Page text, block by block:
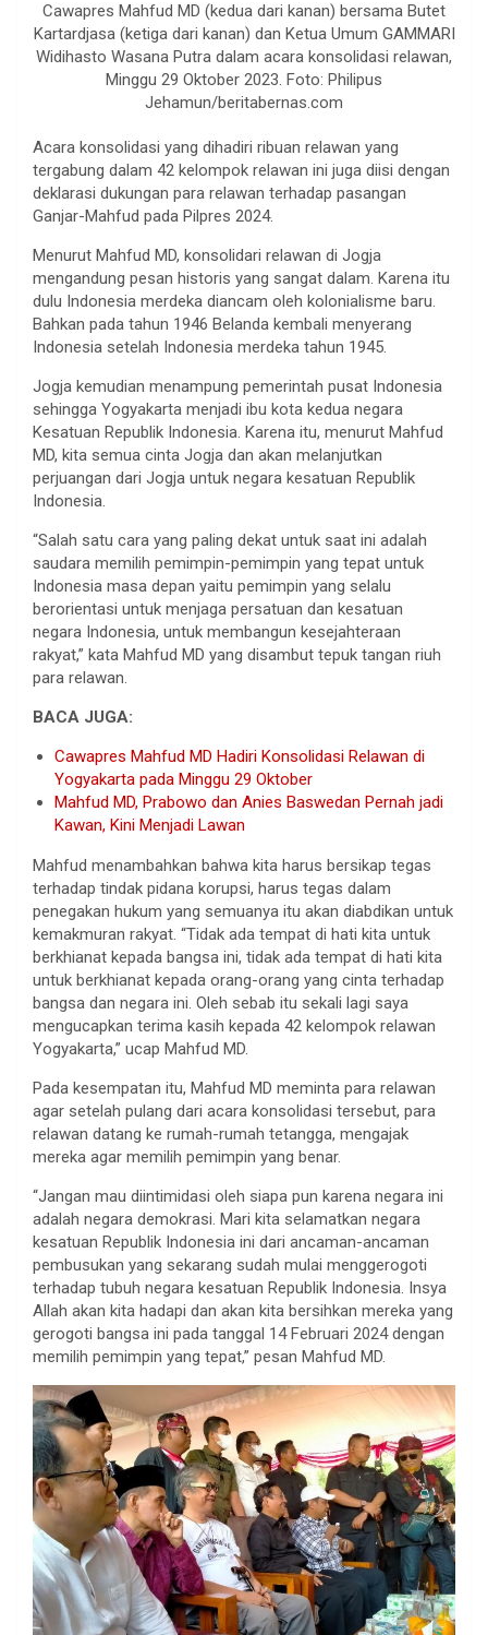
Cawapres Mahfud MD (kedua dari kanan) bersama Butet
Kartardjasa (ketiga dari kanan) dan Ketua Umum GAMMARI
Widihasto Wasana Putra dalam acara konsolidasi relawan,
Minggu 29 Oktober 2023. Foto: Philipus
Jehamun/beritabernas.com
Acara konsolidasi yang dihadiri ribuan relawan yang
tergabung dalam 42 kelompok relawan ini juga diisi dengan
deklarasi dukungan para relawan terhadap pasangan
Ganjar-Mahfud pada Pilpres 2024.
Menurut Mahfud MD, konsolidari relawan di Jogja
mengandung pesan historis yang sangat dalam. Karena itu
dulu Indonesia merdeka diancam oleh kolonialisme baru.
Bahkan pada tahun 1946 Belanda kembali menyerang
Indonesia setelah Indonesia merdeka tahun 1945.
Jogja kemudian menampung pemerintah pusat Indonesia
sehingga Yogyakarta menjadi ibu kota kedua negara
Kesatuan Republik Indonesia. Karena itu, menurut Mahfud
MD, kita semua cinta Jogja dan akan melanjutkan
perjuangan dari Jogja untuk negara kesatuan Republik
Indonesia.
“Salah satu cara yang paling dekat untuk saat ini adalah
saudara memilih pemimpin-pemimpin yang tepat untuk
Indonesia masa depan yaitu pemimpin yang selalu
berorientasi untuk menjaga persatuan dan kesatuan
negara Indonesia, untuk membangun kesejahteraan
rakyat,” kata Mahfud MD yang disambut tepuk tangan riuh
para relawan.
BACA JUGA:
Cawapres Mahfud MD Hadiri Konsolidasi Relawan di
Yogyakarta pada Minggu 29 Oktober
Mahfud MD, Prabowo dan Anies Baswedan Pernah jadi
Kawan, Kini Menjadi Lawan
Mahfud menambahkan bahwa kita harus bersikap tegas
terhadap tindak pidana korupsi, harus tegas dalam
penegakan hukum yang semuanya itu akan diabdikan untuk
kemakmuran rakyat. “Tidak ada tempat di hati kita untuk
berkhianat kepada bangsa ini, tidak ada tempat di hati kita
untuk berkhianat kepada orang-orang yang cinta terhadap
bangsa dan negara ini. Oleh sebab itu sekali lagi saya
mengucapkan terima kasih kepada 42 kelompok relawan
Yogyakarta,” ucap Mahfud MD.
Pada kesempatan itu, Mahfud MD meminta para relawan
agar setelah pulang dari acara konsolidasi tersebut, para
relawan datang ke rumah-rumah tetangga, mengajak
mereka agar memilih pemimpin yang benar.
“Jangan mau diintimidasi oleh siapa pun karena negara ini
adalah negara demokrasi. Mari kita selamatkan negara
kesatuan Republik Indonesia ini dari ancaman-ancaman
pembusukan yang sekarang sudah mulai menggerogoti
terhadap tubuh negara kesatuan Republik Indonesia. Insya
Allah akan kita hadapi dan akan kita bersihkan mereka yang
gerogoti bangsa ini pada tanggal 14 Februari 2024 dengan
memilih pemimpin yang tepat,” pesan Mahfud MD.